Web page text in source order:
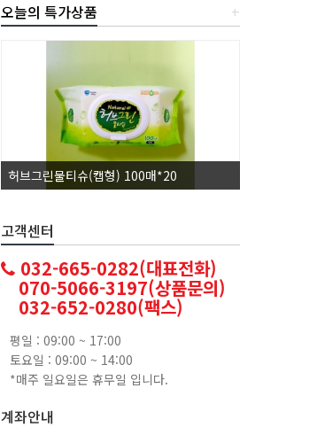
+
오늘의 특가상품
허브그린물티슈(캡형) 100매*20
고객센터
032-665-0282(대표전화)
070-5066-3197(상품문의)
032-652-0280(팩스)
평일 : 09:00 ~ 17:00
토요일 : 09:00 ~ 14:00
*매주 일요일은 휴무일 입니다.
계좌안내